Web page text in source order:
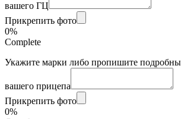
вашего ГЦ
Прикрепить фото
0%
Complete
Укажите марки либо пропишите
вашего прицепа
Прикрепить фото
0%